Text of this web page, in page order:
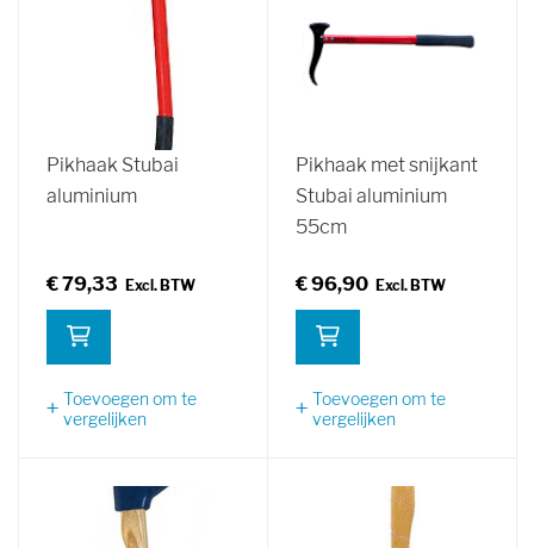
Pikhaak Stubai
aluminium
€ 79,33
Toevoegen om te
vergelijken
Pikhaak met snijkant
Stubai aluminium
55cm
€ 96,90
Toevoegen om te
vergelijken